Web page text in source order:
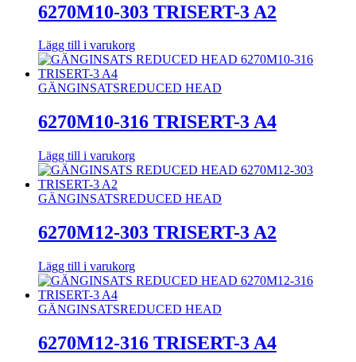
6270M10-303 TRISERT-3 A2
Lägg till i varukorg
GÄNGINSATSREDUCED HEAD
6270M10-316 TRISERT-3 A4
Lägg till i varukorg
GÄNGINSATSREDUCED HEAD
6270M12-303 TRISERT-3 A2
Lägg till i varukorg
GÄNGINSATSREDUCED HEAD
6270M12-316 TRISERT-3 A4